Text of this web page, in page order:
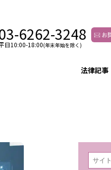
6262-3248
日10:00-18:00(年末年始を除く)
お
法律記事
リスティング汚染の削除対策
検
索